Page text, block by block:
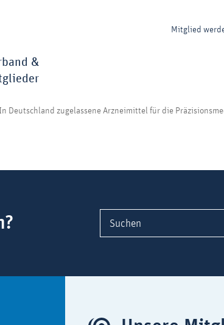
Mitglied
&
In Deutschland zugelassene Arzneimittel für die
Suchen